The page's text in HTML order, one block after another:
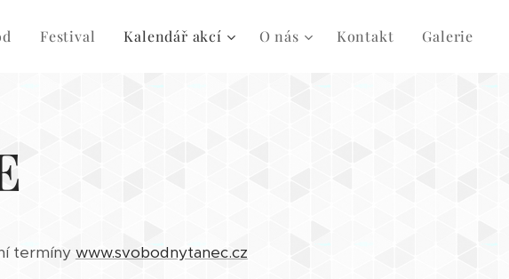
Festival Kalendář akcí O nás Kontakt Galerie
termíny www.svobodnytanec.cz